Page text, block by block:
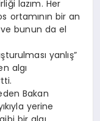
lazım. Her
ortamının bir an
bunun da el
yanlış”
algı
Bakan
yerine